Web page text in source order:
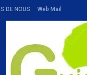
DE NOUS Web Mail